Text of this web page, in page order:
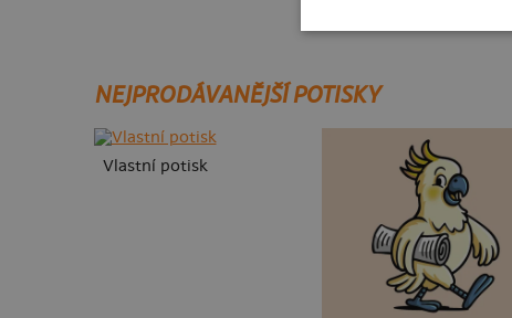
NEJPRODÁVANĚJŠÍ POTISKY
Vlastní potisk